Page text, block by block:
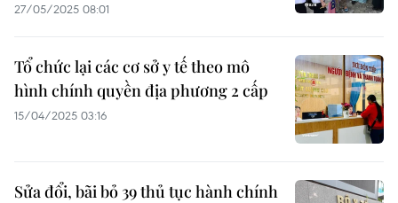
27/05/2025 08:01
Tổ chức lại các cơ sở y tế theo mô
hình chính quyền địa phương 2 cấp
15/04/2025 03:16
Sửa đổi, bãi bỏ 39 thủ tục hành chính